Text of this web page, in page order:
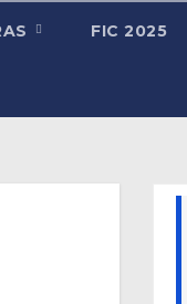
FIC 2025